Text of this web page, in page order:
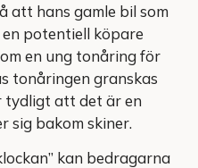
att hans gamle bil som
potentiell köpare
en ung tonåring för
tonåringen granskas
tydligt att det är en
sig bakom skiner.
kan bedragarna